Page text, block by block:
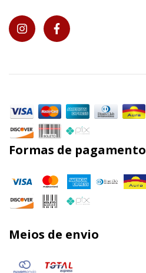
Formas de pagamento
Meios de envio